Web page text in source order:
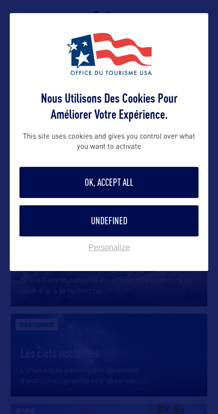
Suivre
DANS LA MÊME CATEGORIE
DIVERTISSEMENT
Bryce Canyon convient aussi bien aux amateurs de
road-trip à la recherche
DIVERTISSEMENT
Nous Utilisons Des Cookies Pour
Améliorer Votre Expérience.
This site uses cookies and gives you control over what
you want to activate
OK, ACCEPT ALL
UNDEFINED
Personalize